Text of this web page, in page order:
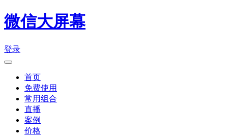
微信大屏幕
登录
首页
免费使用
常用组合
直播
案例
价格